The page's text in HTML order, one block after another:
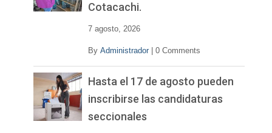
Cotacachi.
7 agosto, 2026
By Administrador 0 Comments
Hasta el 17 de agosto pueden
inscribirse las candidaturas
seccionales